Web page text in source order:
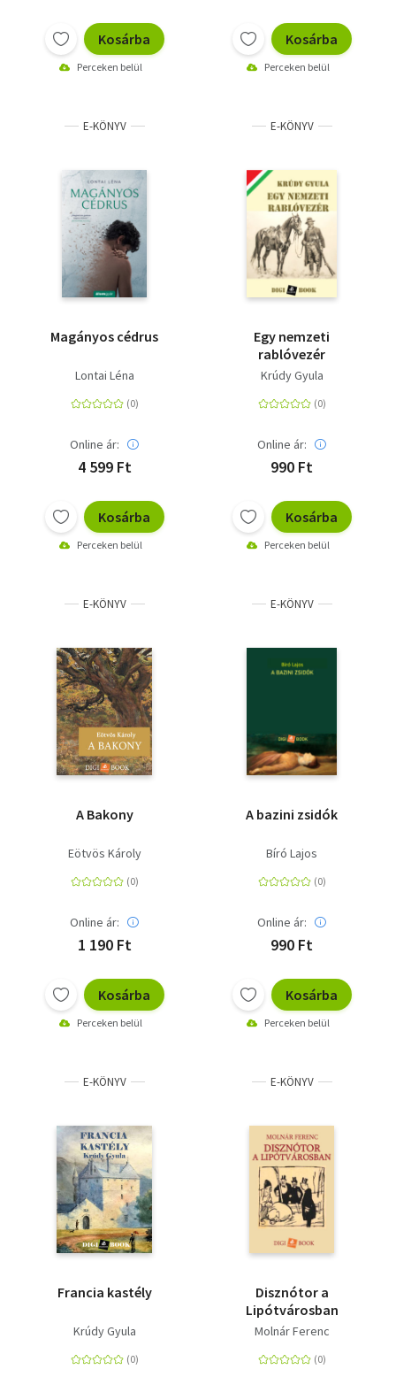
Kosárba
Perceken belül
Kosárba
Perceken belül
E-KÖNYV
Magányos cédrus
Lontai Léna
Online ár:
4 599 Ft
Kosárba
Perceken belül
E-KÖNYV
Egy nemzeti
rablóvezér
Krúdy Gyula
Online ár:
990 Ft
Kosárba
Perceken belül
E-KÖNYV
A Bakony
Eötvös Károly
Online ár:
1 190 Ft
Kosárba
Perceken belül
E-KÖNYV
A bazini zsidók
Bíró Lajos
Online ár:
990 Ft
Kosárba
Perceken belül
E-KÖNYV
Francia kastély
Krúdy Gyula
E-KÖNYV
Disznótor a
Lipótvárosban
Molnár Ferenc